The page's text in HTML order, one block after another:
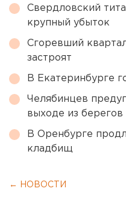
Свердловский
крупный убыток
Сгоревший
застроят
В Екатеринбурге
Челябинцев
выходе из
В Оренбурге
кладбищ
← НОВОСТИ